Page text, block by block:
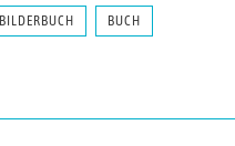
BILDERBUCH BUCH